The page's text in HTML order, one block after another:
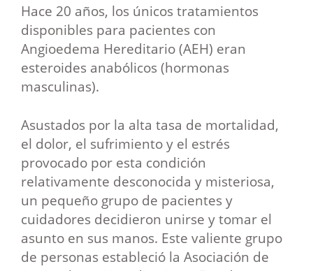
Hace 20 años, los únicos tratamientos
disponibles para pacientes con
Angioedema Hereditario (AEH) eran
esteroides anabólicos (hormonas
masculinas).
Asustados por la alta tasa de mortalidad,
el dolor, el sufrimiento y el estrés
provocado por esta condición
relativamente desconocida y misteriosa,
un pequeño grupo de pacientes y
cuidadores decidieron unirse y tomar el
asunto en sus manos. Este valiente grupo
de personas estableció la Asociación de